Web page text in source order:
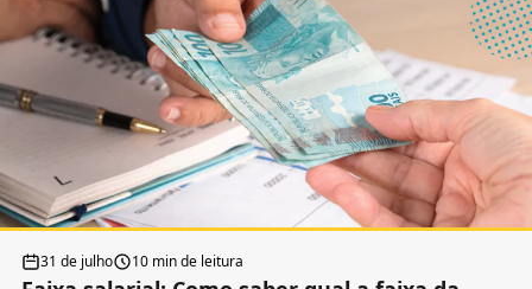
31 de julho 10 min de leitura